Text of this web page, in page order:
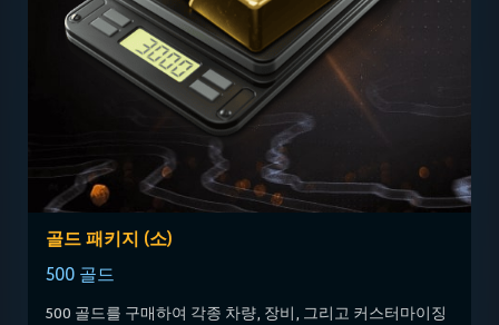
골드 패키지 (소)
500 골드
500 골드를 구매하여 각종 차량, 장비, 그리고 커스터마이징